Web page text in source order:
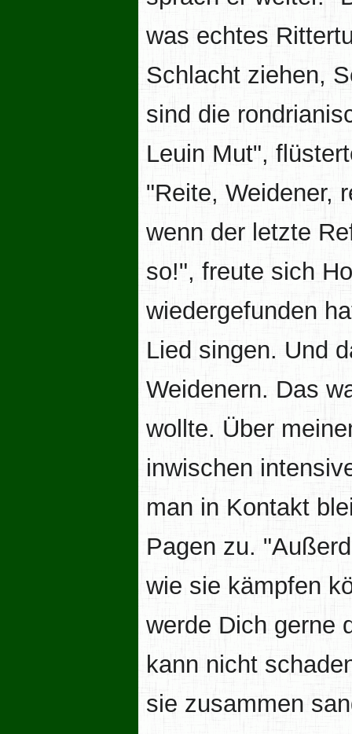
was echtes
Schlacht ziehen,
sind die
Leuin Mut",
"Reite, Weidener,
wenn der letzte
so!", freute sich
wiedergefunden
Lied singen. Und
Weidenern. Das
wollte. Über
inwischen
man in Kontakt
Pagen zu.
wie sie kämpfen
werde Dich gerne
kann nicht
sie zusammen